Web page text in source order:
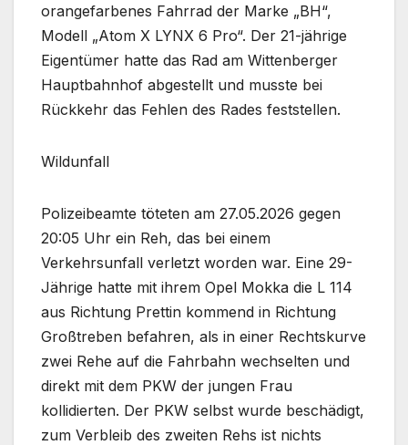
orangefarbenes Fahrrad der Marke „BH“,
Modell „Atom X LYNX 6 Pro“. Der 21-jährige
Eigentümer hatte das Rad am Wittenberger
Hauptbahnhof abgestellt und musste bei
Rückkehr das Fehlen des Rades feststellen.
Wildunfall
Polizeibeamte töteten am 27.05.2026 gegen
20:05 Uhr ein Reh, das bei einem
Verkehrsunfall verletzt worden war. Eine 29-
Jährige hatte mit ihrem Opel Mokka die L 114
aus Richtung Prettin kommend in Richtung
Großtreben befahren, als in einer Rechtskurve
zwei Rehe auf die Fahrbahn wechselten und
direkt mit dem PKW der jungen Frau
kollidierten. Der PKW selbst wurde beschädigt,
zum Verbleib des zweiten Rehs ist nichts